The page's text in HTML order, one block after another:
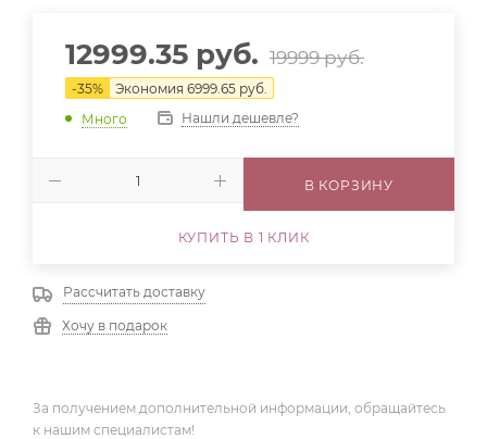
12999.35 руб. 19999руб.
-35% Экономия 6999.65 руб.
Много
Нашли дешевле?
В КОРЗИНУ
КУПИТЬ В 1 КЛИК
Рассчитать доставку
Хочу в подарок
За получением дополнительной информации, обращайтесь
к нашим специалистам!